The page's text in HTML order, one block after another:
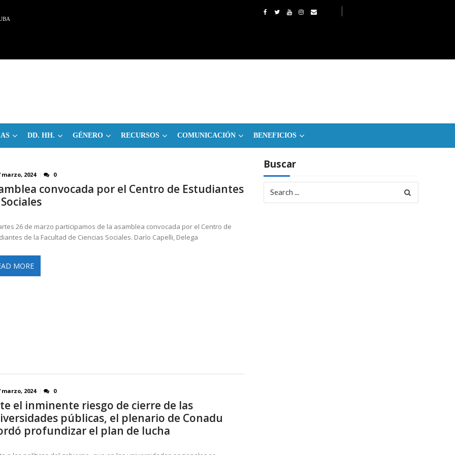
DD. HH. GÉNERO RECURSOS COMUNICACIÓN BENEFICIOS
marzo, 2024 0
convocada por el Centro de Estudiantes
26 de marzo participamos de la asamblea convocada por el Centro de
de la Facultad de Ciencias Sociales. Darío Capelli, Delega
MORE
marzo, 2024 0
el inminente riesgo de cierre de las
públicas, el plenario de Conadu
profundizar el plan de lucha
Buscar
for: